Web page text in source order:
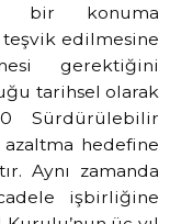
bir konuma
teşvik edilmesine
gerektiğini
tarihsel olarak
Sürdürülebilir
azaltma hedefine
Aynı zamanda
işbirliğine